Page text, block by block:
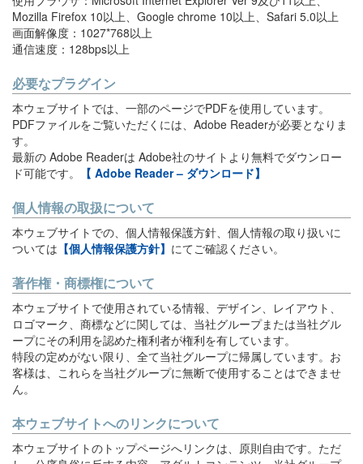
Mozilla Firefox 10以上、Google chrome 10以上、Safari 5.0以上
画面解像度：1027*768以上
通信速度：128bps以上
必要なプラグイン
本ウェブサイトでは、一部のページでPDFを使用しています。
PDFファイルをご覧いただくには、Adobe Readerが必要となりま
す。
最新の Adobe Readerは Adobe社のサイトより無料でダウンロー
ド可能です。
【 Adobe Reader – ダウンロード】
個人情報の取扱について
本ウェブサイトでの、個人情報保護方針、個人情報の取り扱いに
ついては 【個人情報保護方針】 にてご確認ください。
著作権・商標権について
本ウェブサイトで使用されている情報、デザイン、レイアウト、
ロゴマーク、商標などに関しては、当社グループまたは当社グル
ープにその利用を認めた権利者が権利を有しています。
特段の定めがない限り、全て当社グループに帰属しています。お
客様は、これらを当社グループに無断で使用することはできませ
ん。
本ウェブサイトへのリンクについて
本ウェブサイトのトップページへリンクは、原則自由です。ただ